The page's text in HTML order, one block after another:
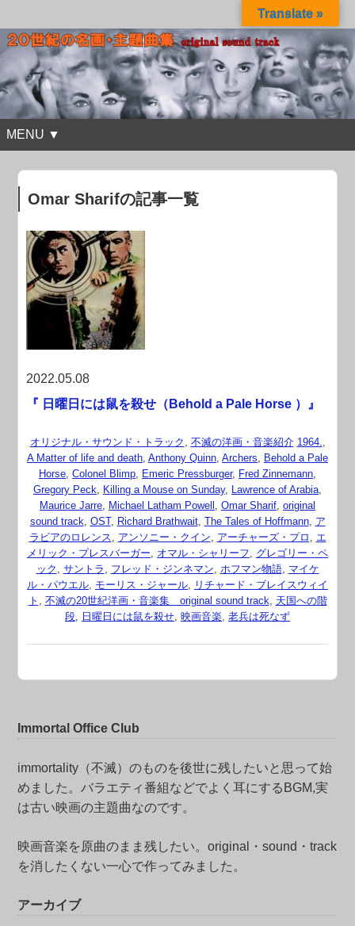
MENU ▼
Omar Sharifの記事一覧
2022.05.08
『 日曜日には鼠を殺せ（Behold a Pale Horse ）』
オリジナル・サウンド・トラック , 不滅の洋画・音楽紹介 1964.,
A Matter of life and death, Anthony Quinn, Archers, Behold a Pale
Horse, Colonel Blimp, Emeric Pressburger, Fred Zinnemann,
Gregory Peck, Killing a Mouse on Sunday, Lawrence of Arabia,
Maurice Jarre, Michael Latham Powell , Omar Sharif, original
sound track, OST, Richard Brathwait, The Tales of Hoffmann, ア
ラビアのロレンス, アンソニー・クイン, アーチャーズ・プロ , エ
メリック・プレスバーガー, オマル・シャリーフ, グレゴリー・ペ
ック , サントラ , フレッド・ジンネマン, ホフマン物語, マイケ
ル・パウエル, モーリス・ジャール, リチャード・ブレイスウィイ
ト , 不滅の20世紀洋画・音楽集 original sound track, 天国への階
段, 日曜日には鼠を殺せ, 映画音楽, 老兵は死なず
Immortal Office Club
immortality（不滅）のものを後世に残したいと思って始
めました。バラエティ番組などでよく耳にするBGM,実
は古い映画の主題曲なのです。
映画音楽を原曲のまま残したい。original・sound・track
を消したくない一心で作ってみました。
アーカイブ
Translate »